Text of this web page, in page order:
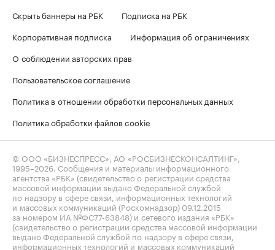
Скрыть баннеры на РБК
Подписка на РБК
Корпоративная подписка
Информация об ограничениях
О соблюдении авторских прав
Пользовательское соглашение
Политика в отношении обработки персональных данных
Политика обработки файлов cookie
© ООО «БИЗНЕСПРЕСС», АО «РОСБИЗНЕСКОНСАЛТИНГ»,
1995–2026 . Сообщения и материалы информационного
агентства «РБК» (свидетельство о регистрации средства
массовой информации выдано Федеральной службой
по надзору в сфере связи, информационных технологий
и массовых коммуникаций (Роскомнадзор) 09.12.2015
за номером ИА №ФС77-63848) и сетевого издания «РБК»
(свидетельство о регистрации средства массовой информации
выдано Федеральной службой по надзору в сфере связи,
информационных технологий и массовых коммуникаций